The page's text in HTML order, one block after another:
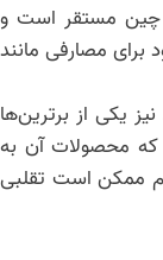
چین مستقر است و
وود برای مصارفی مانند
نیز یکی از برترین‌ها
که محصولات آن به
ممکن است تقلبی